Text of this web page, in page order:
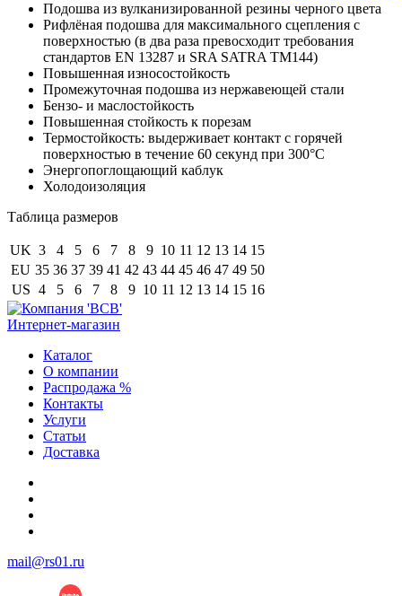
Подошва из вулканизированной резины черного цвета
Рифлёная подошва для максимального сцепления с
поверхностью (в два раза превосходит требования
стандартов EN 13287 и SRA SATRA TM144)
Повышенная износостойкость
Промежуточная подошва из нержавеющей стали
Бензо- и маслостойкость
Повышенная стойкость к порезам
Термостойкость: выдерживает контакт с горячей
поверхностью в течение 60 секунд при 300°С
Энергопоглощающий каблук
Холодоизоляция
Таблица размеров
UK 3 4 5 6 7 8 9 10 11 12 13 14 15
EU 35 36 37 39 41 42 43 44 45 46 47 49 50
US 4 5 6 7 8 9 10 11 12 13 14 15 16
Интернет-магазин
Каталог
О компании
Распродажа %
Контакты
Услуги
Статьи
Доставка
mail@rs01.ru